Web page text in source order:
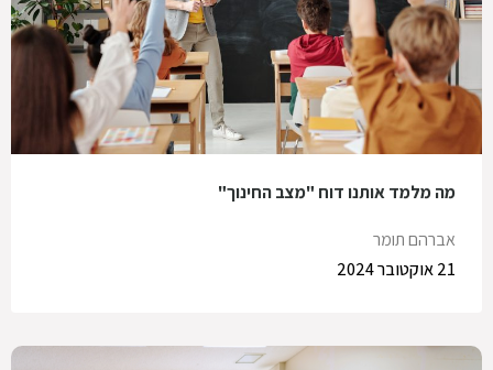
מה מלמד אותנו דוח "מצב החינוך"
אברהם תומר
21 אוקטובר 2024